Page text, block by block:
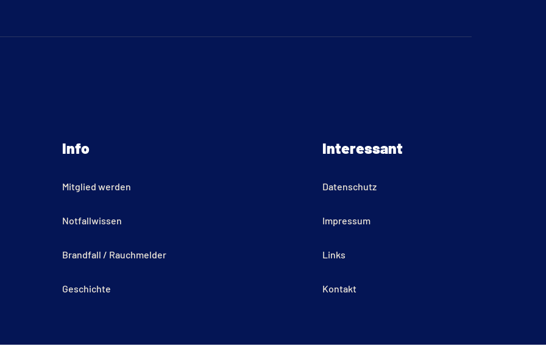
Info
Mitglied werden
Notfallwissen
Brandfall / Rauchmelder
Geschichte
Interessant
Datenschutz
Impressum
Links
Kontakt